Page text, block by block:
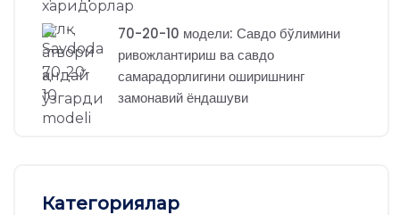
70-20-10 модели: Савдо бўлимини
ривожлантириш ва савдо
самарадорлигини оширишнинг
замонавий ёндашуви
Категориялар